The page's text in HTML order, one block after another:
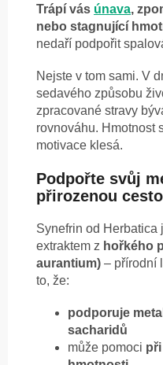
Trápí vás únava,
nebo stagnující
nedaří podpořit
Nejste v tom sami. V
sedavého způsobu
zpracované stravy
rovnováhu. Hmotnost
motivace klesá.
Podpořte svůj
přirozenou
Synefrin od Herbatica
extraktem z hořkého
aurantium) – přírodní
to, že:
podporuje
sacharidů
může pomoci